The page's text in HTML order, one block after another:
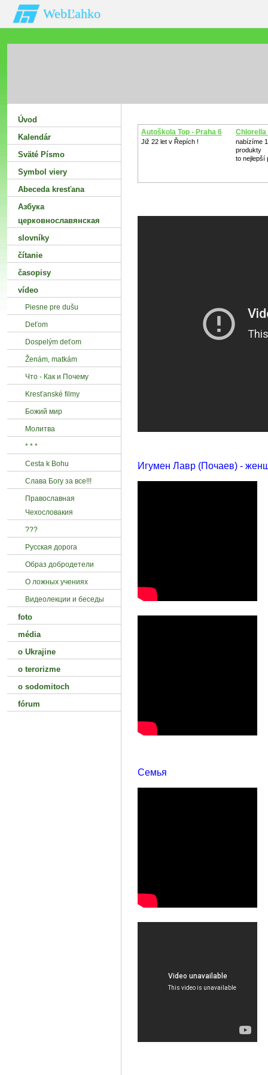
WebĽahko
Autoškola Top - Praha 6
Již 22 let v Řepích !
nabízíme
produkty
to nejlepší
Игумен Лавр (Почаев) -
Семья
Úvod
Kalendár
Sväté Písmo
Symbol viery
Abeceda kresťana
Азбука
церковнославянская
slovníky
čítanie
časopisy
vídeo
Piesne pre dušu
Deťom
Dospelým deťom
Ženám‚ matkám
Что - Как и Почему
Kresťanské filmy
Божий мир
Mолитва
* * *
Cesta k Bohu
Слава Богу за все!!!
Православная
Чехословакия
???
Русская дорога
Образ добродетели
О ложных учениях
Видеолекции и беседы
foto
média
o Ukrajine
o terorizme
o sodomitoch
fórum